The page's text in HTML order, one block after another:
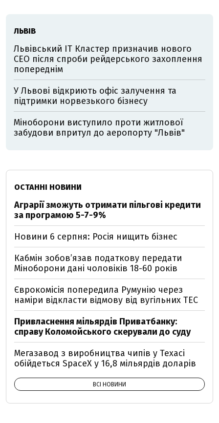
ЛЬВІВ
Львівський IT Кластер призначив нового
CEO після спроби рейдерського захоплення
попереднім
У Львові відкриють офіс залучення та
підтримки норвезького бізнесу
Міноборони виступило проти житлової
забудови впритул до аеропорту "Львів"
ОСТАННІ НОВИНИ
Аграрії зможуть отримати пільгові кредити
за програмою 5-7-9%
Новини 6 серпня: Росія нищить бізнес
Кабмін зобовʼязав податкову передати
Міноборони дані чоловіків 18-60 років
Єврокомісія попередила Румунію через
наміри відкласти відмову від вугільних ТЕС
Привласнення мільярдів Приватбанку:
справу Коломойського скерували до суду
Мегазавод з виробництва чипів у Техасі
обійдеться SpaceX у 16,8 мільярдів доларів
ВСІ НОВИНИ